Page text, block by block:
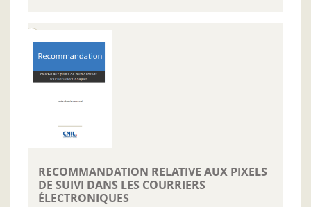
RECOMMANDATION RELATIVE AUX PIXELS
DE SUIVI DANS LES COURRIERS
ÉLECTRONIQUES